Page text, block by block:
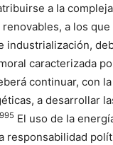
a la
a los
industrialización,
caracterizada
continuar, con
a desarrollar
995 El uso de la